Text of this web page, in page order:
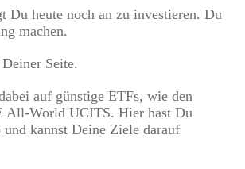
Du heute noch an zu investieren. Du
machen.
Seite.
auf günstige ETFs, wie den
All-World UCITS. Hier hast Du
und kannst Deine Ziele darauf